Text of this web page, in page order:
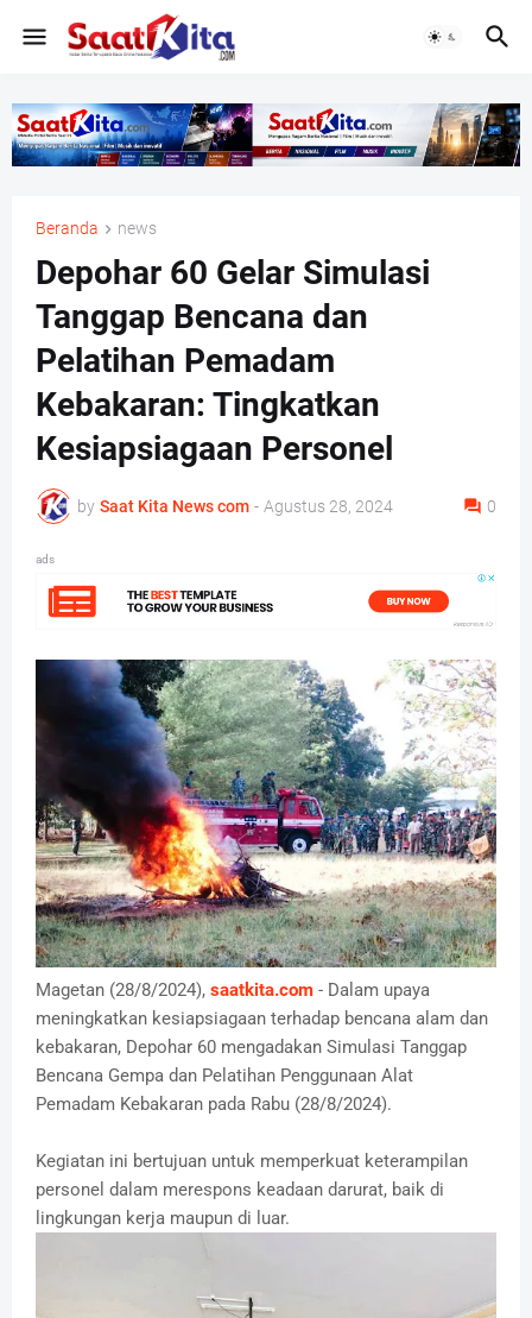
Beranda news
Depohar 60 Gelar Simulasi
Tanggap Bencana dan
Pelatihan Pemadam
Kebakaran: Tingkatkan
Kesiapsiagaan Personel
by Saat Kita News com - Agustus 28, 2024 0
ads
Magetan (28/8/2024), saatkita.com - Dalam upaya
meningkatkan kesiapsiagaan terhadap bencana alam dan
kebakaran, Depohar 60 mengadakan Simulasi Tanggap
Bencana Gempa dan Pelatihan Penggunaan Alat
Pemadam Kebakaran pada Rabu (28/8/2024).
Kegiatan ini bertujuan untuk memperkuat keterampilan
personel dalam merespons keadaan darurat, baik di
lingkungan kerja maupun di luar.